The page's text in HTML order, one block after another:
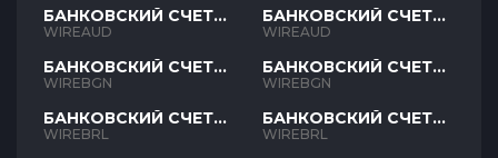
БАНКОВСКИЙ СЧЕТ
AUD
WIREAUD
БАНКОВСКИЙ СЧЕТ
BGN
WIREBGN
БАНКОВСКИЙ СЧЕТ
BRL
WIREBRL
БАНКОВСКИЙ СЧЕТ
AUD
WIREAUD
БАНКОВСКИЙ СЧЕТ
BGN
WIREBGN
БАНКОВСКИЙ СЧЕТ
BRL
WIREBRL